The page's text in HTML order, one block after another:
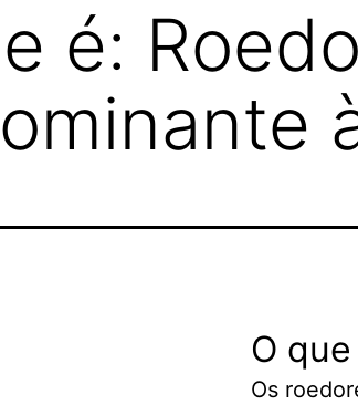
é:
O
Os